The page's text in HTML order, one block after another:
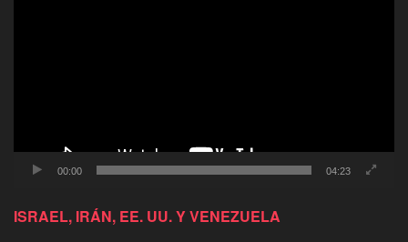
00:00 04:23
ISRAEL, IRÁN, EE. UU. Y VENEZUELA